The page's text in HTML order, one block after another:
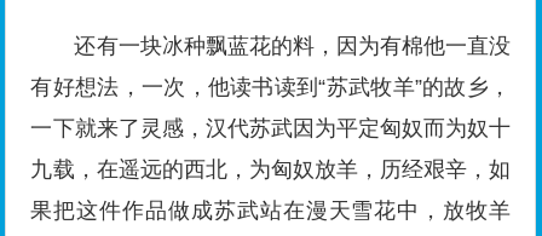
还有一块冰种飘蓝花的料，因为有棉他一直没
有好想法，一次，他读书读到“苏武牧羊”的故乡，
一下就来了灵感，汉代苏武因为平定匈奴而为奴十
九载，在遥远的西北，为匈奴放羊，历经艰辛，如
果把这件作品做成苏武站在漫天雪花中，放牧羊